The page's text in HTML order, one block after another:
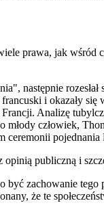
prawa, jak wśród
następnie
i okazały się
Analizę
człowiek,
publiczną i
zachowanie
że te